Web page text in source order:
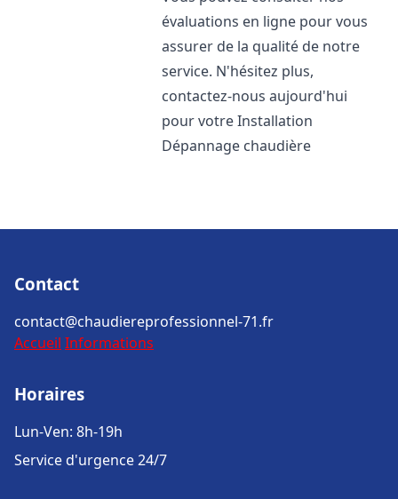
évaluations en ligne pour vous
assurer de la qualité de notre
service. N'hésitez plus,
contactez-nous aujourd'hui
pour votre Installation
Dépannage chaudière
Contact
contact@chaudiereprofessionnel-71.fr
Accueil Informations
Horaires
Lun-Ven: 8h-19h
Service d'urgence 24/7